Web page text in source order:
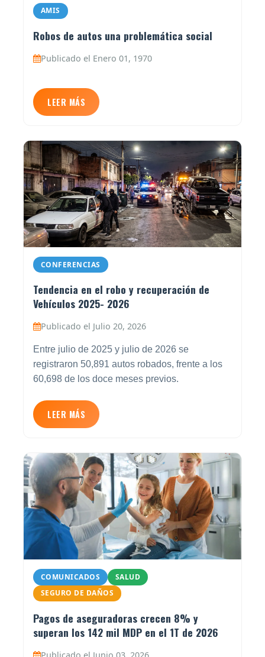
AMIS
Robos de autos una problemática social
Publicado el Enero 01, 1970
LEER MÁS
CONFERENCIAS
Tendencia en el robo y recuperación de
Vehículos 2025- 2026
Publicado el Julio 20, 2026
Entre julio de 2025 y julio de 2026 se
registraron 50,891 autos robados, frente a los
60,698 de los doce meses previos.
LEER MÁS
COMUNICADOS
SALUD
SEGURO DE DAÑOS
Pagos de aseguradoras crecen 8% y
superan los 142 mil MDP en el 1T de 2026